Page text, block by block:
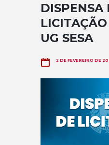
DISPENSA
UG SESA
2 DE FEVEREIRO DE